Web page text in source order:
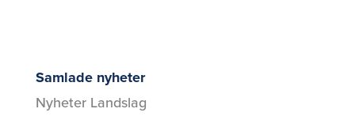
Samlade nyheter
Nyheter Landslag